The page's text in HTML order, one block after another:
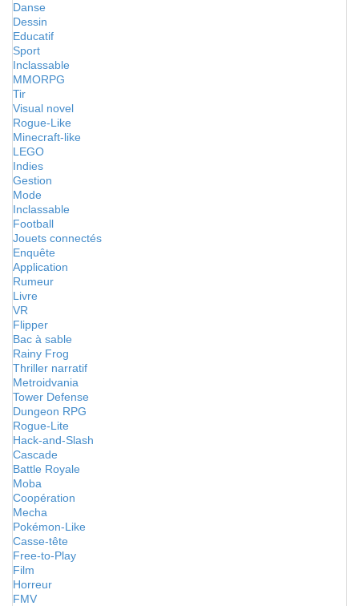
Danse
Dessin
Educatif
Sport
Inclassable
MMORPG
Tir
Visual novel
Rogue-Like
Minecraft-like
LEGO
Indies
Gestion
Mode
Inclassable
Football
Jouets connectés
Enquête
Application
Rumeur
Livre
VR
Flipper
Bac à sable
Rainy Frog
Thriller narratif
Metroidvania
Tower Defense
Dungeon RPG
Rogue-Lite
Hack-and-Slash
Cascade
Battle Royale
Moba
Coopération
Mecha
Pokémon-Like
Casse-tête
Free-to-Play
Film
Horreur
FMV